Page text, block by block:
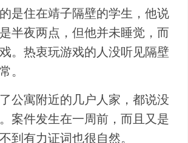
是住在靖子隔壁的学生，他说
半夜两点，但他并未睡觉，而
。热衷玩游戏的人没听见隔壁
。
公寓附近的几户人家，都说没
案件发生在一周前，而且又是
到有力证词也很自然。